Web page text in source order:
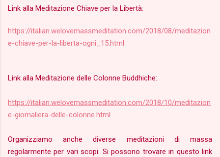
Link alla Meditazione Chiave per la Libertà:
https://italian.welovemassmeditation.com/2018/08/meditazion
e-chiave-per-la-liberta-ogni_15.html
Link alla Meditazione delle Colonne Buddhiche:
https://italian.welovemassmeditation.com/2018/10/meditazion
e-giornaliera-delle-colonne.html
Organizziamo anche diverse meditazioni di massa
regolarmente per vari scopi. Si possono trovare in questo link